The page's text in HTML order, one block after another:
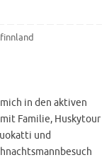
in den aktiven
Familie, Huskytour
und